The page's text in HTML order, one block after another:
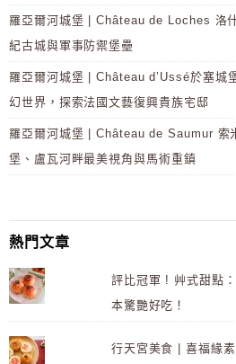
羅亞爾河城堡 | Château de Loches 洛
紀古城與軍事防禦堡壘
羅亞爾河城堡 | Château d’Ussé於塞城
幻世界，探索法國文藝復興貴族宅邸
羅亞爾河城堡 | Château de Saumur 索
堡、盧瓦河畔最美視角與馬術重鎮
熱門文章
評比冠軍 ! 艸式甜點
本驚艷好吃！
行天宮美食 | 喜福緣